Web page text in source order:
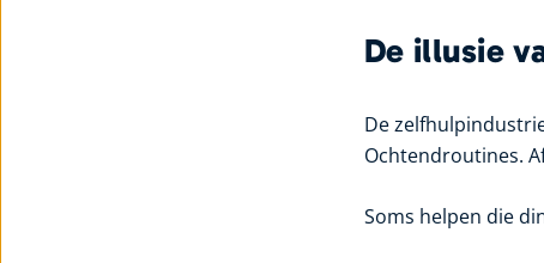
De illusie
De
Ochtendroutines.
Soms helpen die